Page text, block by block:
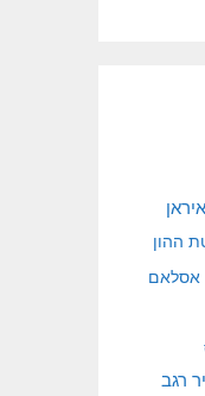
איראן
ההון
אסלאם
רגב